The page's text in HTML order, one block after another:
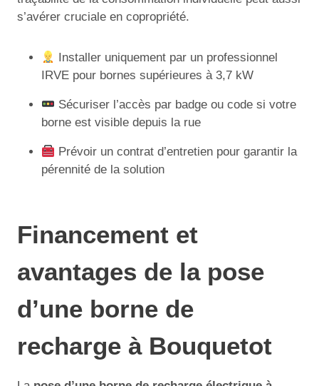
s’avérer cruciale en copropriété.
Installer uniquement par un professionnel
IRVE pour bornes supérieures à 3,7 kW
Sécuriser l’accès par badge ou code si votre
borne est visible depuis la rue
Prévoir un contrat d’entretien pour garantir la
pérennité de la solution
Financement et
avantages de la pose
d’une borne de
recharge à Bouquetot